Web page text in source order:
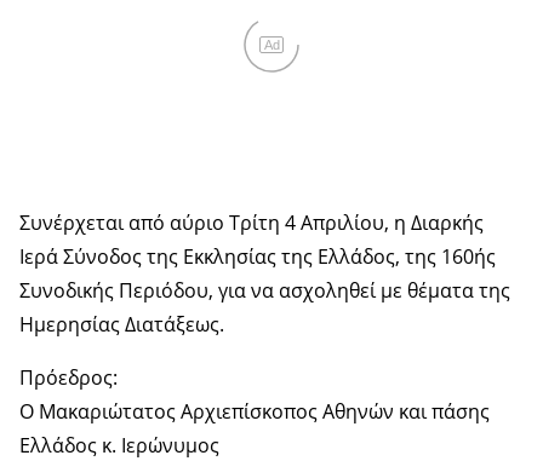
Ad
Συνέρχεται από αύριο Τρίτη 4 Απριλίου, η Διαρκής
Ιερά Σύνοδος της Εκκλησίας της Ελλάδος, της 160ής
Συνοδικής Περιόδου, για να ασχοληθεί με θέματα της
Ημερησίας Διατάξεως.
Πρόεδρος:
Ο Μακαριώτατος Αρχιεπίσκοπος Αθηνών και πάσης
Ελλάδος κ. Ιερώνυμος